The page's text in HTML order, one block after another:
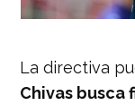
La directiva
Chivas busca